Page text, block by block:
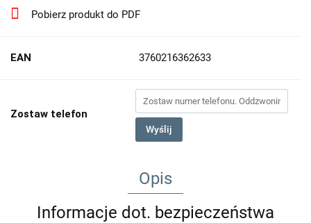
Pobierz produkt do PDF
EAN 3760216362633
Zostaw telefon
Wyślij
Opis
Informacje dot. bezpieczeństwa